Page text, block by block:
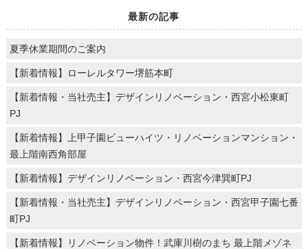
最新の記事
夏季休業期間のご案内
【新着情報】ローレルタワー堺筋本町
【新着情報・当社売主】デザインリノベーション・西宮小松東町
PJ
【新着情報】上甲子園ビューハイツ・リノベーションマンション・
最上階南西角部屋
【新着情報】デザインリノベーション・西宮今津巽町PJ
【新着情報・当社売主】デザインリノベーション・西宮甲子園七番
町PJ
【新着情報】リノベーション物件！武庫川樹のまち 最上階メゾネ